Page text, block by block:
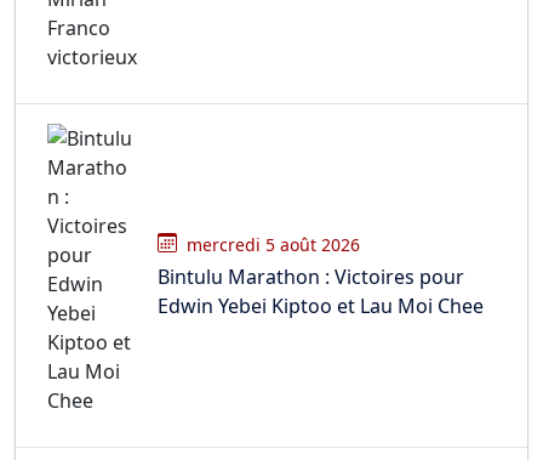
mercredi 5 août 2026
Bintulu Marathon : Victoires pour
Edwin Yebei Kiptoo et Lau Moi Chee